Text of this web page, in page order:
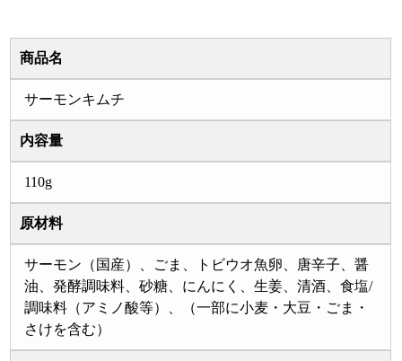
商品名
サーモンキムチ
内容量
110g
原材料
サーモン（国産）、ごま、トビウオ魚卵、唐辛子、醤
油、発酵調味料、砂糖、にんにく、生姜、清酒、食塩/
調味料（アミノ酸等）、（一部に小麦・大豆・ごま・
さけを含む）